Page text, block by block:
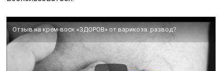
Отзыв на крем-воск «ЗДОРОВ» от варикоза: развод?